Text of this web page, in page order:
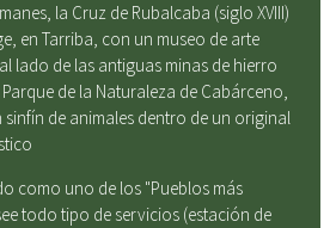
la Cruz de Rubalcaba (siglo XVIII)
en Tarriba, con un museo de arte
lado de las antiguas minas de hierro
de la Naturaleza de Cabárceno,
sinfín de animales dentro de un original
como uno de los "Pueblos más
todo tipo de servicios (estación de